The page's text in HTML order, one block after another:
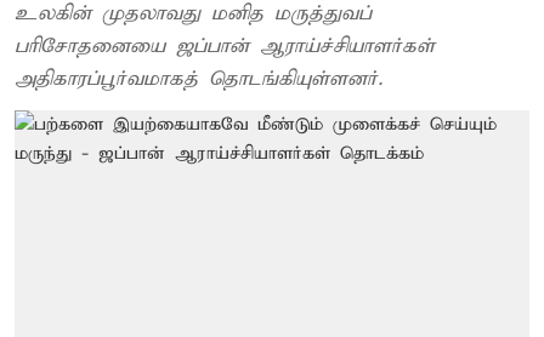
உலகின் முதலாவது மனித மருத்துவப்
பரிசோதனையை ஜப்பான் ஆராய்ச்சியாளர்கள்
அதிகாரப்பூர்வமாகத் தொடங்கியுள்ளனர்.